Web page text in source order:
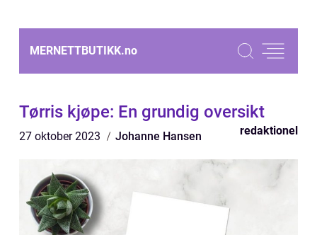
MERNETTBUTIKK.no
Tørris kjøpe: En grundig oversikt
27 oktober 2023 Johanne Hansen redaktionel